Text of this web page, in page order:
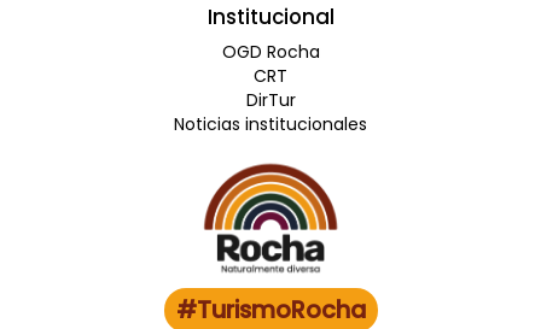
Institucional
OGD Rocha
CRT
DirTur
Noticias institucionales
#TurismoRocha